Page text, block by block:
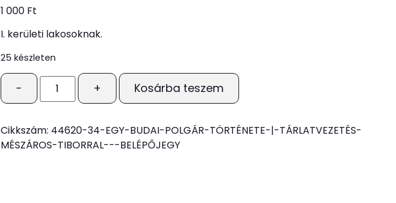
1 000 Ft
I. kerületi lakosoknak.
25 készleten
- + Kosárba teszem
Cikkszám: 44620-34-EGY-BUDAI-POLGÁR-TÖRTÉNETE-|-TÁRLATVEZETÉS-
MÉSZÁROS-TIBORRAL---BELÉPŐJEGY